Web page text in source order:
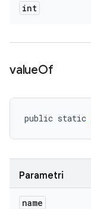
int
valueOf
public static
Parametri
name